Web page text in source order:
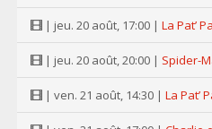
| jeu. 20 août, 17:00 | La Pat’
| jeu. 20 août, 20:00 | Spider-
| ven. 21 août, 14:30 | La Pat’